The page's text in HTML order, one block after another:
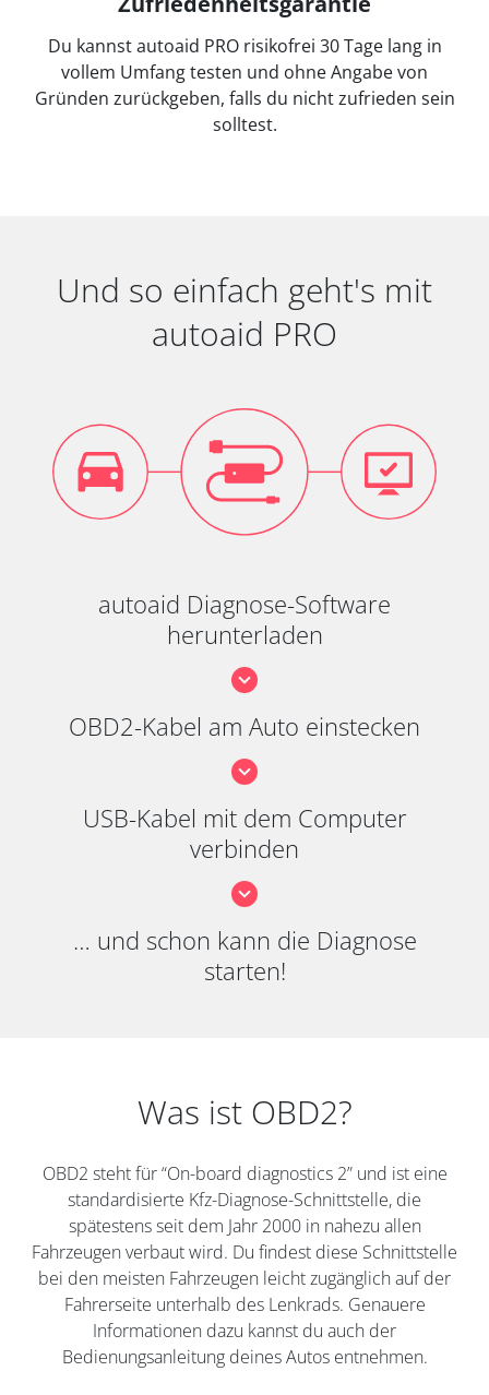
Du kannst autoaid PRO risikofrei 30 Tage lang in
vollem Umfang testen und ohne Angabe von
Gründen zurückgeben, falls du nicht zufrieden sein
solltest.
Und so einfach geht's mit
autoaid PRO
autoaid Diagnose-Software
herunterladen
OBD2-Kabel am Auto einstecken
USB-Kabel mit dem Computer
verbinden
… und schon kann die Diagnose
starten!
Was ist OBD2?
OBD2 steht für “On-board diagnostics 2” und ist eine
standardisierte Kfz-Diagnose-Schnittstelle, die
spätestens seit dem Jahr 2000 in nahezu allen
Fahrzeugen verbaut wird. Du findest diese Schnittstelle
bei den meisten Fahrzeugen leicht zugänglich auf der
Fahrerseite unterhalb des Lenkrads. Genauere
Informationen dazu kannst du auch der
Bedienungsanleitung deines Autos entnehmen.